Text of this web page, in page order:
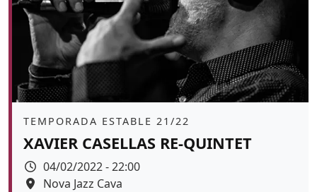
Àmbit
TEMPORADA ESTABLE 21/22
XAVIER CASELLAS RE-QUINTET
Data
04/02/2022 - 22:00
Espai
Nova Jazz Cava